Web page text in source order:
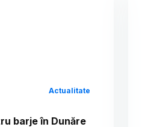
Actualitate
barje în Dunăre